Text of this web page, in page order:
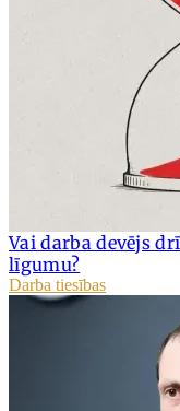
Vai darba devējs
līgumu?
Darba tiesības